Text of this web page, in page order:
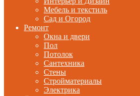
Мебель и текстиль
Сад и Огород
Ремонт
Окна и двери
Пол
Потолок
Сантехника
Стены
Стройматериалы
Электрика